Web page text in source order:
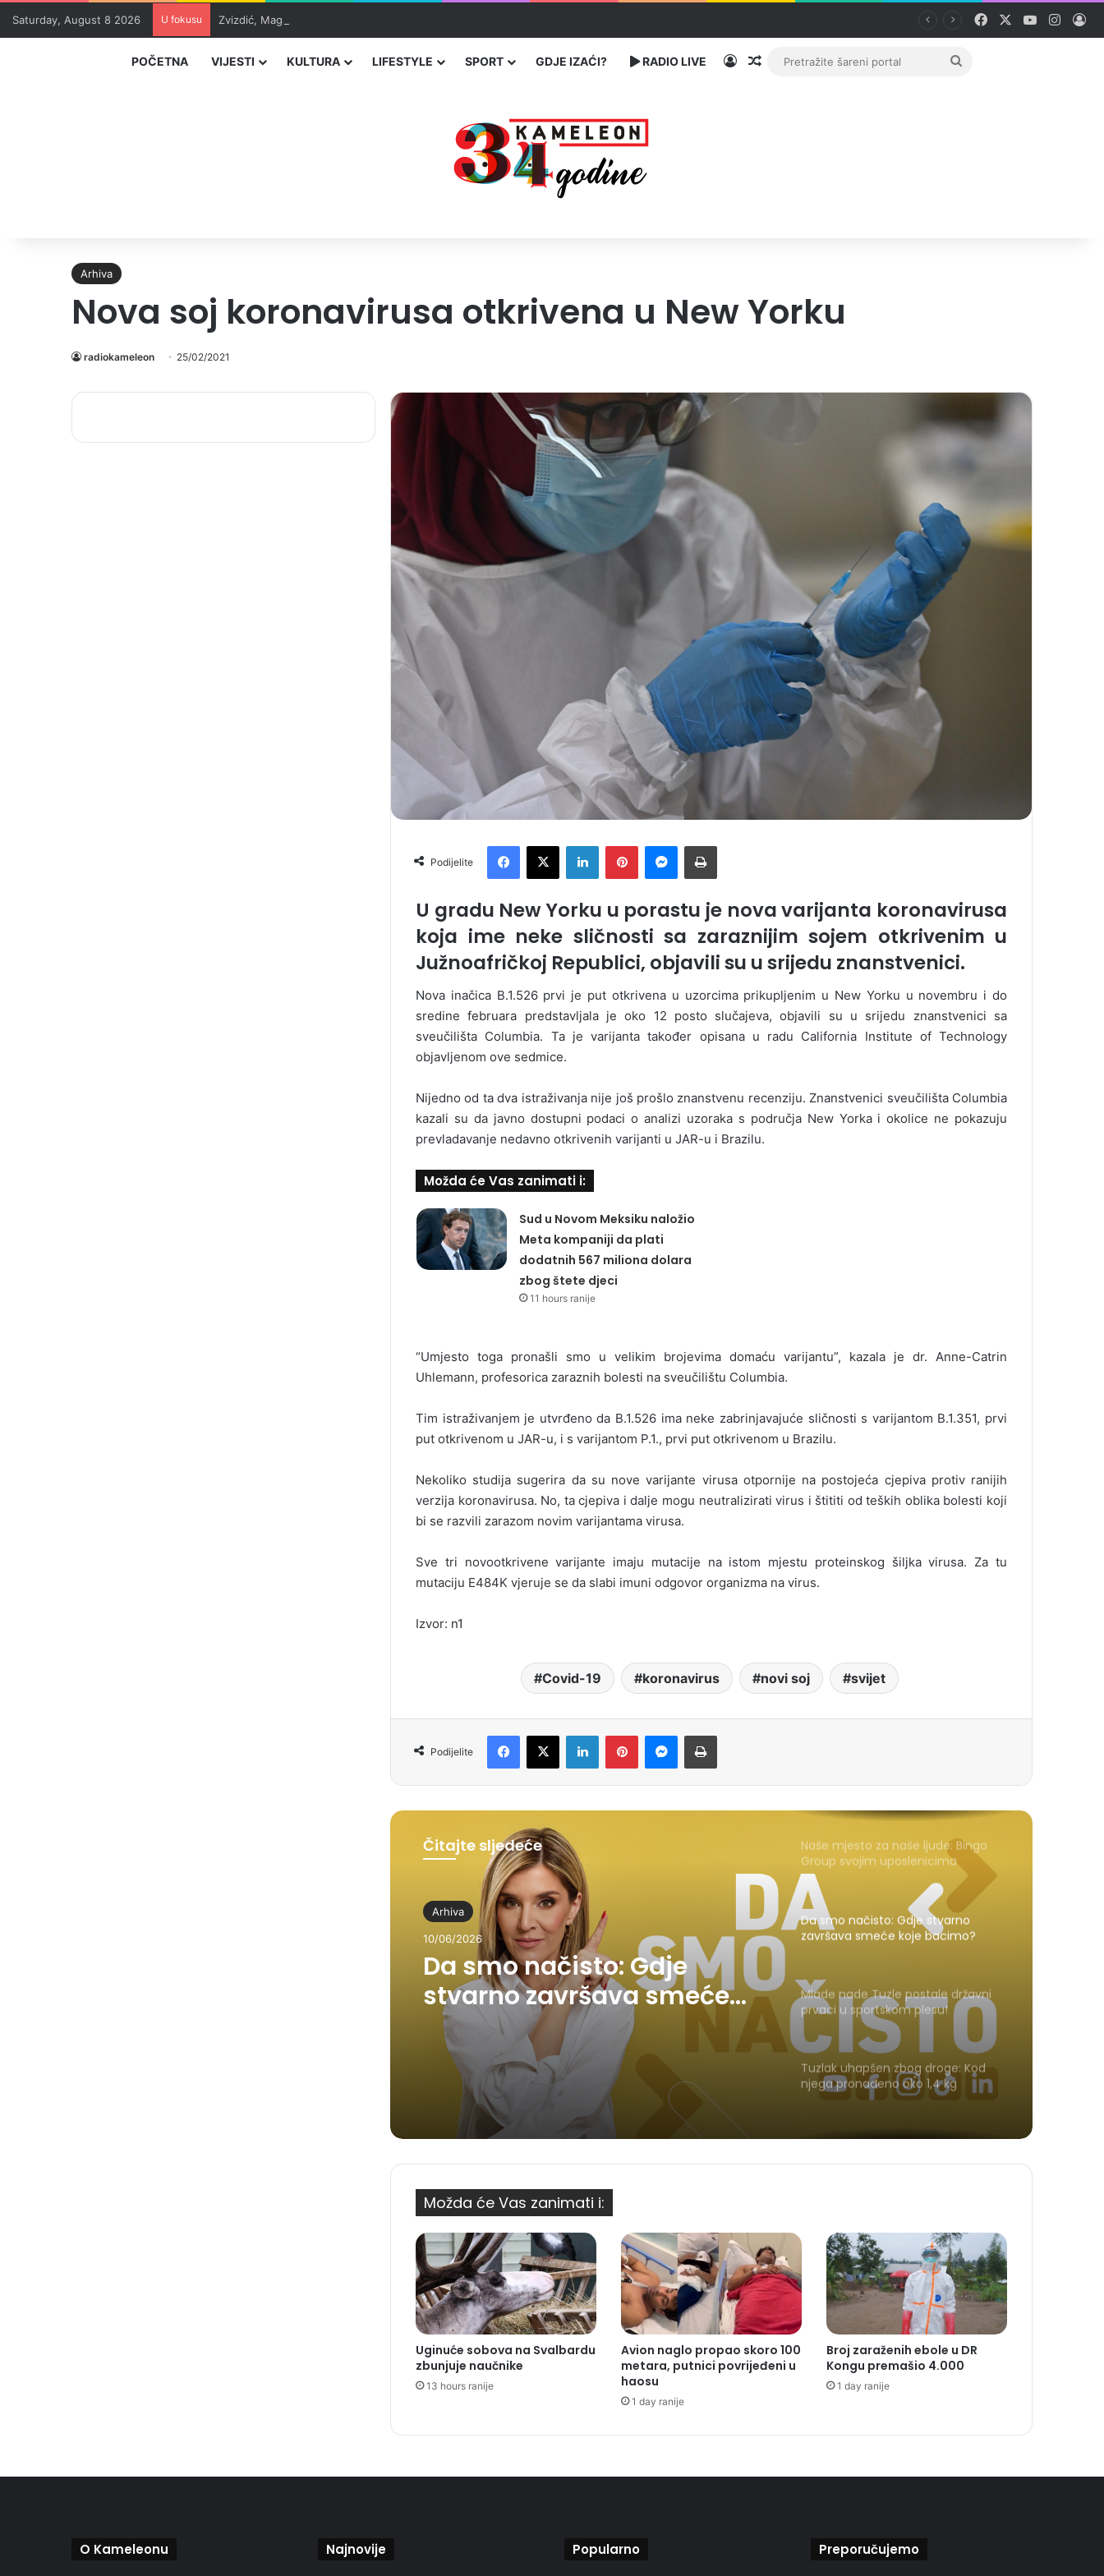
Saturday, August 8 2026 U fokusu Zvizdić, Magazinović i Kojović traže poseban status za Memorijalni centar Srebrenica Facebook YouTube
POČETNA VIJESTI KULTURA LIFESTYLE SPORT GDJE IZAĆI? RADIO LIVE PrijavaRandom članak
Pretražite
Arhiva
Nova soj koronavirusa otkrivena u New Yorku
radiokameleon 25/02/2021
Podijelite
U gradu New Yorku u porastu je nova varijanta koronavirusa
koja ime neke sličnosti sa zaraznijim sojem otkrivenim u
Južnoafričkoj Republici, objavili su u srijedu znanstvenici.
Nova inačica B.1.526 prvi je put otkrivena u uzorcima prikupljenim u New Yorku u novembru i do
sredine februara predstavljala je oko 12 posto slučajeva, objavili su u srijedu znanstvenici sa
sveučilišta Columbia. Ta je varijanta također opisana u radu California Institute of Technology
objavljenom ove sedmice.
Nijedno od ta dva istraživanja nije još prošlo znanstvenu recenziju. Znanstvenici sveučilišta Columbia
kazali su da javno dostupni podaci o analizi uzoraka s područja New Yorka i okolice ne pokazuju
prevladavanje nedavno otkrivenih varijanti u JAR-u i Brazilu.
Možda će Vas zanimati i:
Sud u Novom Meksiku naložio
Meta kompaniji da plati
dodatnih 567 miliona dolara
zbog štete djeci
11 hours ranije
“Umjesto toga pronašli smo u velikim brojevima domaću varijantu”, kazala je dr. Anne-Catrin
Uhlemann, profesorica zaraznih bolesti na sveučilištu Columbia.
Tim istraživanjem je utvrđeno da B.1.526 ima neke zabrinjavajuće sličnosti s varijantom B.1.351, prvi
put otkrivenom u JAR-u, i s varijantom P.1., prvi put otkrivenom u Brazilu.
Nekoliko studija sugerira da su nove varijante virusa otpornije na postojeća cjepiva protiv ranijih
verzija koronavirusa. No, ta cjepiva i dalje mogu neutralizirati virus i štititi od teških oblika bolesti koji
bi se razvili zarazom novim varijantama virusa.
Sve tri novootkrivene varijante imaju mutacije na istom mjestu proteinskog šiljka virusa. Za tu
mutaciju E484K vjeruje se da slabi imuni odgovor organizma na virus.
Izvor: n1
Covid-19 koronavirus novi soj svijet
Podijelite
Čitajte sljedeće
Arhiva
10/06/2026
Da smo načisto: Gdje
stvarno završava smeće
koje bacimo?
Naše mjesto za naše ljude: Bingo
Group svojim uposlenicima
posvećuje posebno lijep festivalski
trenutak
Da smo načisto: Gdje stvarno
završava smeće koje bacimo?
Mlade nade Tuzle postale državni
prvaci u sportskom plesu!
Tuzlak uhapšen zbog droge: Kod
njega pronađeno oko 1,4 kg
amfetamina i marihuane
Možda će Vas zanimati i:
Uginuće sobova na Svalbardu
zbunjuje naučnike
13 hours ranije
Avion naglo propao skoro 100
metara, putnici povrijeđeni u
haosu
1 day ranije
Broj zaraženih ebole u DR
Kongu premašio 4.000
1 day ranije
O Kameleonu Najnovije Popularno Preporučujemo